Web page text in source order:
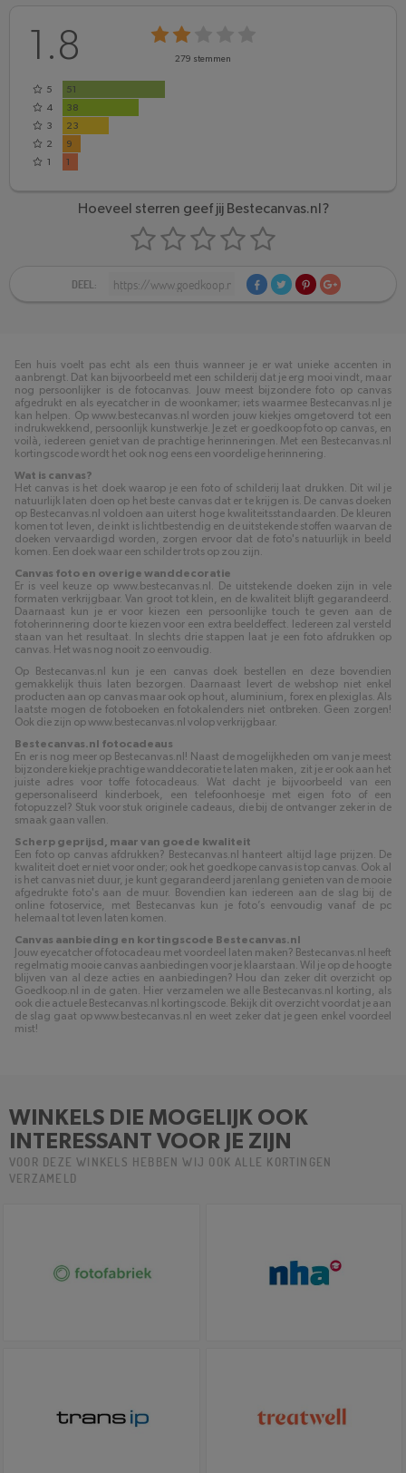
1.8 279 stemmen
5
51
4
38
3
23
2
9
1
1
Hoeveel sterren geef jij Bestecanvas.nl?
DEEL:
Een huis voelt pas echt als een thuis wanneer je er wat unieke accenten in
aanbrengt. Dat kan bijvoorbeeld met een schilderij dat je erg mooi vindt, maar
nog persoonlijker is de fotocanvas. Jouw meest bijzondere foto op canvas
afgedrukt en als eyecatcher in de woonkamer; iets waarmee Bestecanvas.nl je
kan helpen. Op www.bestecanvas.nl worden jouw kiekjes omgetoverd tot een
indrukwekkend, persoonlijk kunstwerkje. Je zet er goedkoop foto op canvas, en
voilà, iedereen geniet van de prachtige herinneringen. Met een Bestecanvas.nl
kortingscode wordt het ook nog eens een voordelige herinnering.
Wat is canvas?
Het canvas is het doek waarop je een foto of schilderij laat drukken. Dit wil je
natuurlijk laten doen op het beste canvas dat er te krijgen is. De canvas doeken
op Bestecanvas.nl voldoen aan uiterst hoge kwaliteitsstandaarden. De kleuren
komen tot leven, de inkt is lichtbestendig en de uitstekende stoffen waarvan de
doeken vervaardigd worden, zorgen ervoor dat de foto's natuurlijk in beeld
komen. Een doek waar een schilder trots op zou zijn.
Canvas foto en overige wanddecoratie
Er is veel keuze op www.bestecanvas.nl. De uitstekende doeken zijn in vele
formaten verkrijgbaar. Van groot tot klein, en de kwaliteit blijft gegarandeerd.
Daarnaast kun je er voor kiezen een persoonlijke touch te geven aan de
fotoherinnering door te kiezen voor een extra beeldeffect. Iedereen zal versteld
staan van het resultaat. In slechts drie stappen laat je een foto afdrukken op
canvas. Het was nog nooit zo eenvoudig.
Op Bestecanvas.nl kun je een canvas doek bestellen en deze bovendien
gemakkelijk thuis laten bezorgen. Daarnaast levert de webshop niet enkel
producten aan op canvas maar ook op hout, aluminium, forex en plexiglas. Als
laatste mogen de fotoboeken en fotokalenders niet ontbreken. Geen zorgen!
Ook die zijn op www.bestecanvas.nl volop verkrijgbaar.
Bestecanvas.nl fotocadeaus
En er is nog meer op Bestecanvas.nl! Naast de mogelijkheden om van je meest
bijzondere kiekje prachtige wanddecoratie te laten maken, zit je er ook aan het
juiste adres voor toffe fotocadeaus. Wat dacht je bijvoorbeeld van een
gepersonaliseerd kinderboek, een telefoonhoesje met eigen foto of een
fotopuzzel? Stuk voor stuk originele cadeaus, die bij de ontvanger zeker in de
smaak gaan vallen.
Scherp geprijsd, maar van goede kwaliteit
Een foto op canvas afdrukken? Bestecanvas.nl hanteert altijd lage prijzen. De
kwaliteit doet er niet voor onder; ook het goedkope canvas is top canvas. Ook al
is het canvas niet duur, je kunt gegarandeerd jarenlang genieten van de mooie
afgedrukte foto's aan de muur. Bovendien kan iedereen aan de slag bij de
online fotoservice, met Bestecanvas kun je foto’s eenvoudig vanaf de pc
helemaal tot leven laten komen.
Canvas aanbieding en kortingscode Bestecanvas.nl
Jouw eyecatcher of fotocadeau met voordeel laten maken? Bestecanvas.nl heeft
regelmatig mooie canvas aanbiedingen voor je klaarstaan. Wil je op de hoogte
blijven van al deze acties en aanbiedingen? Hou dan zeker dit overzicht op
Goedkoop.nl in de gaten. Hier verzamelen we alle Bestecanvas.nl korting, als
ook die actuele Bestecanvas.nl kortingscode. Bekijk dit overzicht voordat je aan
de slag gaat op www.bestecanvas.nl en weet zeker dat je geen enkel voordeel
mist!
WINKELS DIE MOGELIJK OOK
INTERESSANT VOOR JE ZIJN
VOOR DEZE WINKELS HEBBEN WIJ OOK ALLE KORTINGEN
VERZAMELD